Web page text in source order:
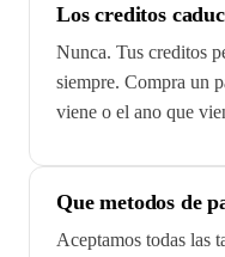
Los creditos
Nunca. Tus creditos
siempre. Compra un
viene o el ano que
Que metodos de
Aceptamos todas las